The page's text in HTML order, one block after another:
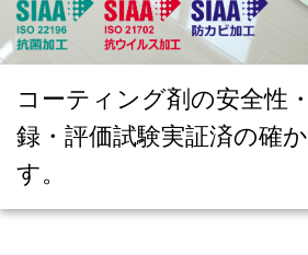
コーティング剤の安全性
録・評価試験実証済の確
す。